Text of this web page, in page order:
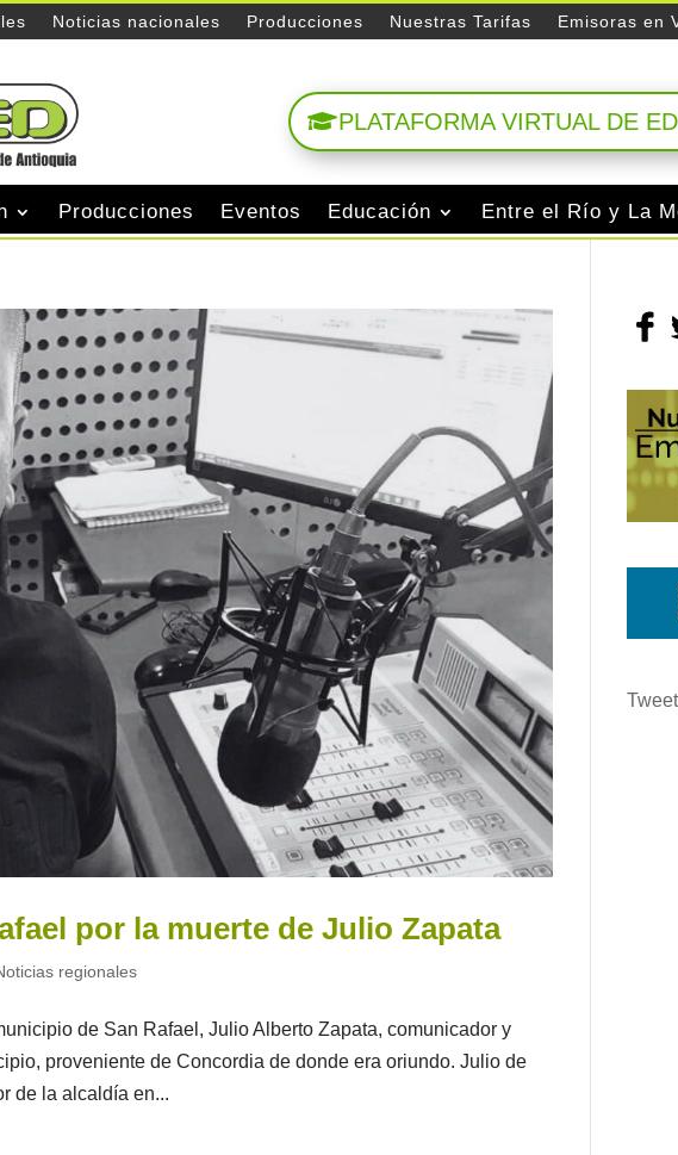
Noticias nacionales Producciones Nuestras Tarifas Emisoras en
PLATAFORMA VIRTUAL DE
Producciones Eventos Educación Entre el Río y La
por la muerte de Julio Zapata
regionales
de San Rafael, Julio Alberto Zapata, comunicador y
proveniente de Concordia de donde era oriundo. Julio de
de la alcaldía en...